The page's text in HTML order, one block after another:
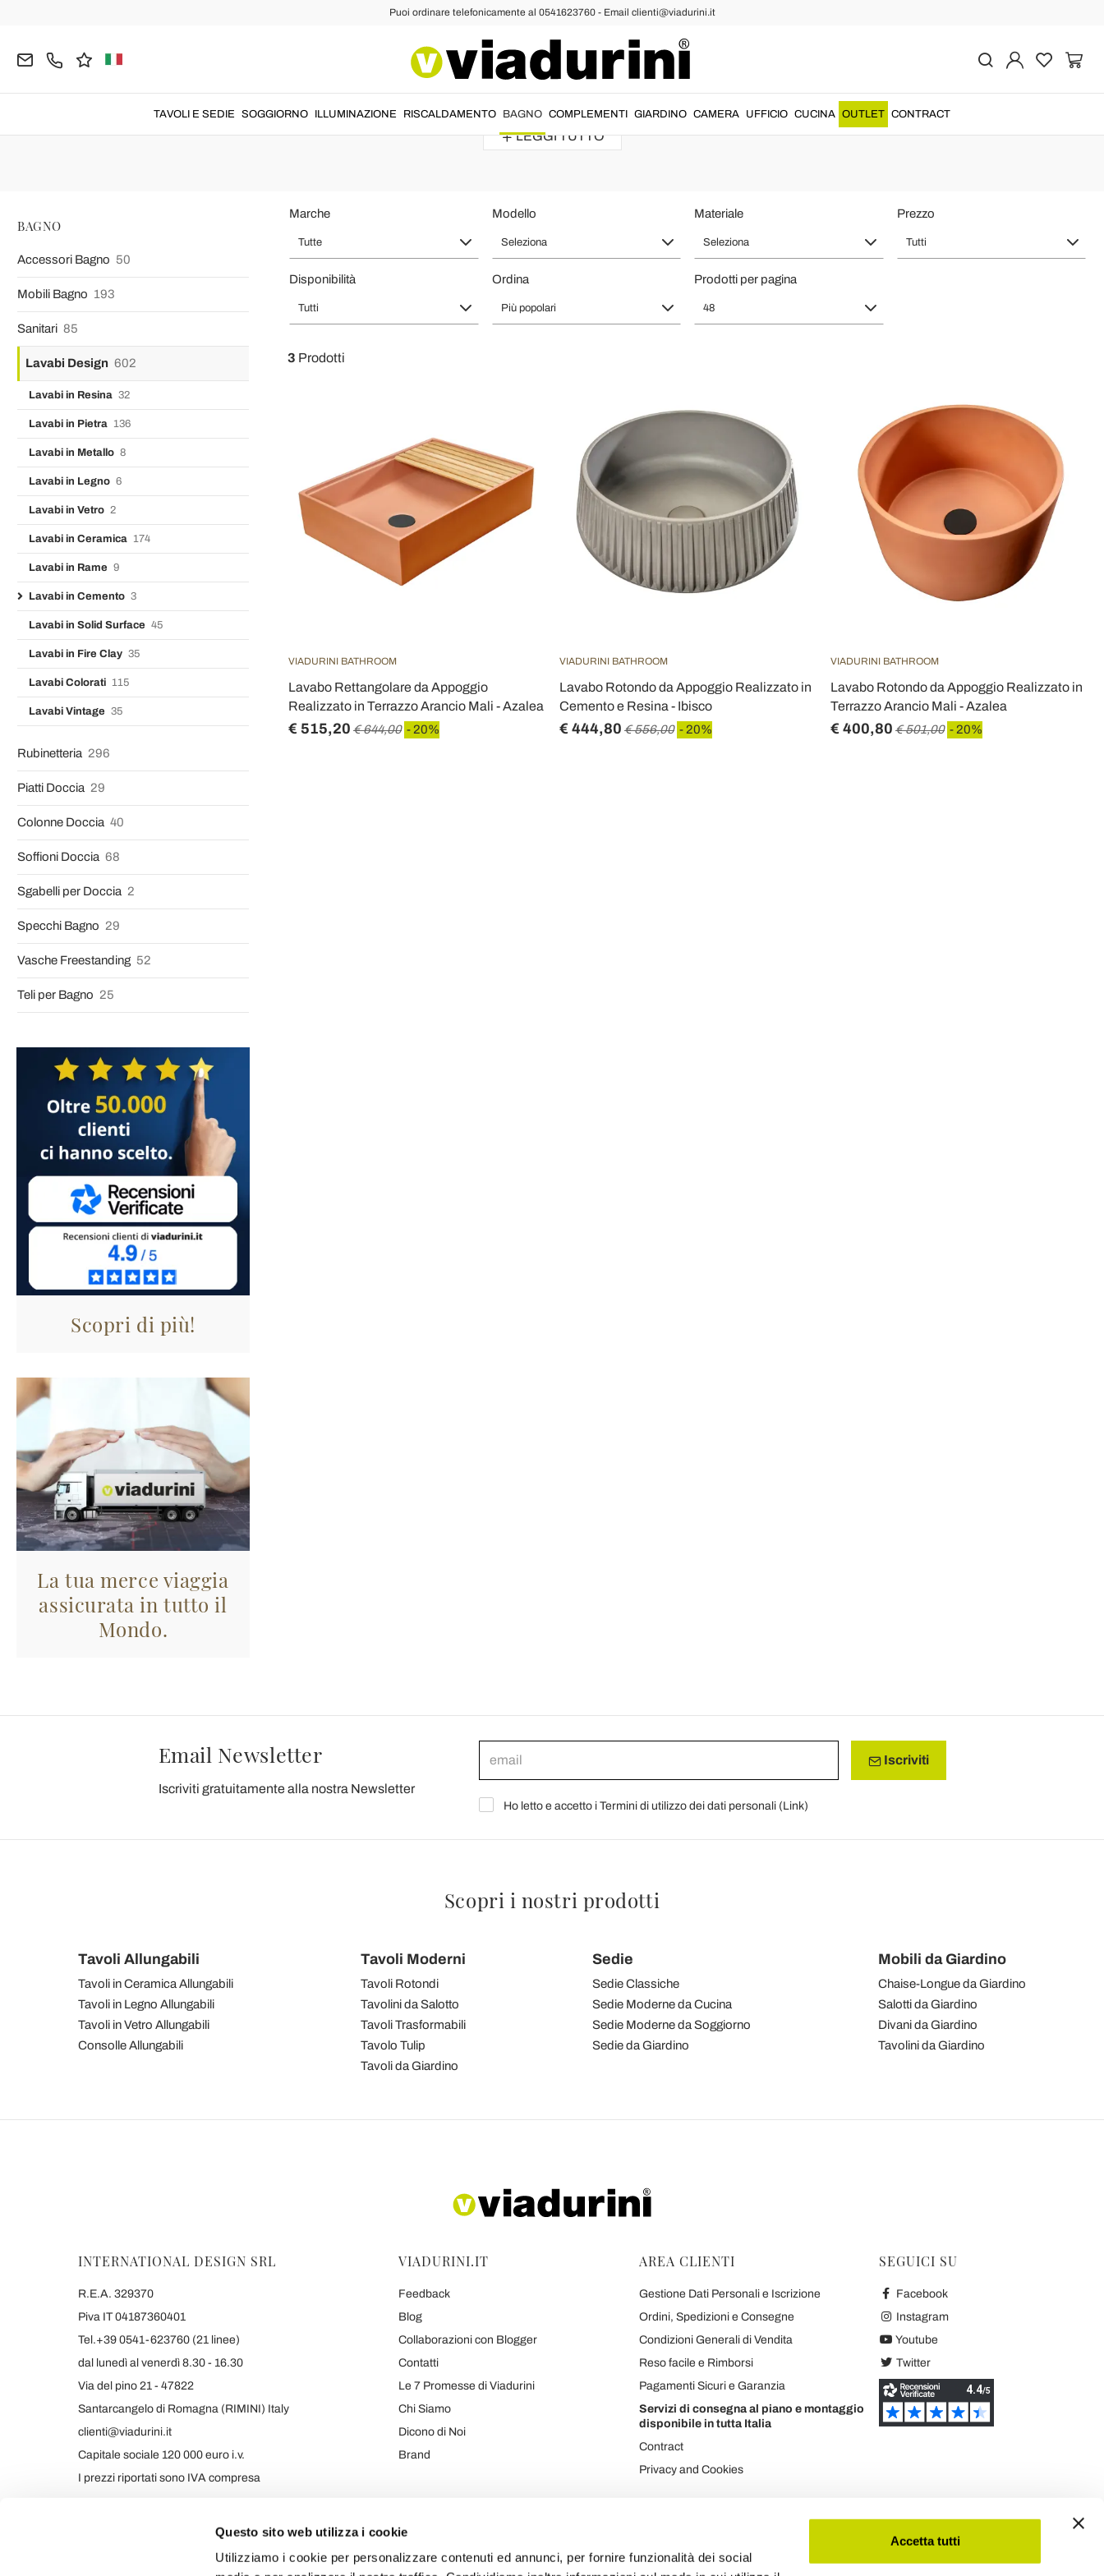
Questo sito web utilizza i cookie
Utilizziamo i cookie per personalizzare contenuti ed annunci, per fornire funzionalità dei social
Accetta tutti
Puoi ordinare telefonicamente al 0541623760 - Email clienti@viadurini.it
TAVOLI E SEDIE SOGGIORNO ILLUMINAZIONE RISCALDAMENTO BAGNO COMPLEMENTI GIARDINO CAMERA UFFICIO CUCINA OUTLET CONTRACT
Lavabi e Lavandini in Cemento di Design da Interno e Esterno Made in Italy
per ilavabi in cemento
LEGGI TUTTO
BAGNO
Accessori Bagno 50
Mobili Bagno 193
Sanitari 85
Lavabi Design 602
Lavabi in Resina 32
Lavabi in Pietra 136
Lavabi in Metallo 8
Lavabi in Legno 6
Lavabi in Vetro 2
Lavabi in Ceramica 174
Lavabi in Rame 9
Lavabi in Cemento 3
Lavabi in Solid Surface 45
Lavabi in Fire Clay 35
Lavabi Colorati 115
Lavabi Vintage 35
Rubinetteria 296
Piatti Doccia 29
Colonne Doccia 40
Soffioni Doccia 68
Sgabelli per Doccia 2
Specchi Bagno 29
Vasche Freestanding 52
Teli per Bagno 25
Scopri di più!
La tua merce viaggia
assicurata in tutto il
Mondo.
Marche
Tutte
Modello
Seleziona
Materiale
Seleziona
Prezzo
Tutti
Disponibilità
Tutti
Ordina
Più popolari
Prodotti per pagina
48
3 Prodotti
VIADURINI BATHROOM
Lavabo Rettangolare da Appoggio
Realizzato in Terrazzo Arancio Mali - Azalea
€ 515,20 € 644,00 - 20%
VIADURINI BATHROOM
Lavabo Rotondo da Appoggio Realizzato in
Cemento e Resina - Ibisco
€ 444,80 € 556,00 - 20%
VIADURINI BATHROOM
Lavabo Rotondo da Appoggio Realizzato in
Terrazzo Arancio Mali - Azalea
€ 400,80 € 501,00 - 20%
Email Newsletter
Iscriviti gratuitamente alla nostra Newsletter
Iscriviti
Ho letto e accetto i Termini di utilizzo dei dati personali (Link)
Scopri i nostri prodotti
Tavoli Allungabili
Tavoli in Ceramica Allungabili
Tavoli in Legno Allungabili
Tavoli in Vetro Allungabili
Consolle Allungabili
Tavoli Moderni
Tavoli Rotondi
Tavolini da Salotto
Tavoli Trasformabili
Tavolo Tulip
Tavoli da Giardino
Sedie
Sedie Classiche
Sedie Moderne da Cucina
Sedie Moderne da Soggiorno
Sedie da Giardino
Mobili da Giardino
Chaise-Longue da Giardino
Salotti da Giardino
Divani da Giardino
Tavolini da Giardino
INTERNATIONAL DESIGN SRL
R.E.A. 329370
Piva IT 04187360401
Tel.+39 0541-623760 (21 linee)
dal lunedì al venerdì 8.30 - 16.30
Via del pino 21 - 47822
Santarcangelo di Romagna (RIMINI) Italy
clienti@viadurini.it
Capitale sociale 120 000 euro i.v.
I prezzi riportati sono IVA compresa
VIADURINI.IT
Feedback
Blog
Collaborazioni con Blogger
Contatti
Le 7 Promesse di Viadurini
Chi Siamo
Dicono di Noi
Brand
AREA CLIENTI
Gestione Dati Personali e Iscrizione
Ordini, Spedizioni e Consegne
Condizioni Generali di Vendita
Reso facile e Rimborsi
Pagamenti Sicuri e Garanzia
Servizi di consegna al piano e montaggio
disponibile in tutta Italia
Contract
Privacy and Cookies
SEGUICI SU
Facebook
Instagram
Youtube
Twitter
Mappa prodotti Mappa categorie Mappa blog Mappa varie